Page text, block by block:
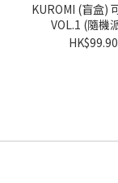
KUROMI (盲盒)
VOL.1 (隨機
HK$99.90